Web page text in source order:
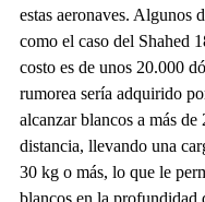
estas aeronaves. Algunos
como el caso del Shahed
costo es de unos 20.000
rumorea sería adquirido
alcanzar blancos a más de
distancia, llevando una
30 kg o más, lo que le
blancos en la profundidad